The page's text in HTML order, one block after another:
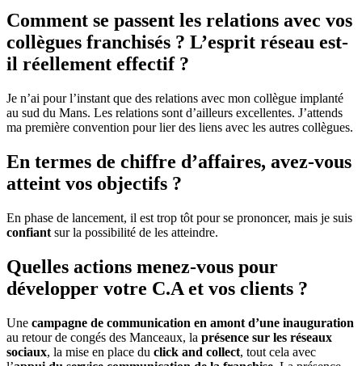
Comment se passent les relations avec vos
collègues franchisés ? L’esprit réseau est-
il réellement effectif ?
Je n’ai pour l’instant que des relations avec mon collègue implanté
au sud du Mans. Les relations sont d’ailleurs excellentes. J’attends
ma première convention pour lier des liens avec les autres collègues.
En termes de chiffre d’affaires, avez-vous
atteint vos objectifs ?
En phase de lancement, il est trop tôt pour se prononcer, mais je suis
confiant sur la possibilité de les atteindre.
Quelles actions menez-vous pour
développer votre C.A et vos clients ?
Une campagne de communication en amont d’une inauguration
au retour de congés des Manceaux, la présence sur les réseaux
sociaux, la mise en place du click and collect, tout cela avec